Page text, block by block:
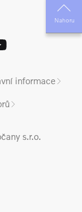
Nahoru
informace
s.r.o.